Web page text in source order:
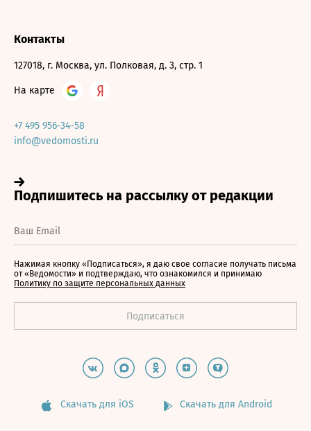
Контакты
127018, г. Москва, ул. Полковая, д. 3, стр. 1
На карте
+7 495 956-34-58
info@vedomosti.ru
Нажимая кнопку «Подписаться», я даю свое согласие получать письма
от «Ведомости» и подтверждаю, что ознакомился и принимаю
Политику по защите персональных данных
Скачать для iOS Скачать для Android